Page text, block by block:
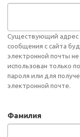
Существующий адрес
сообщения с сайта
электронной почты
использован только
пароля или для
электронной почте.
Фамилия